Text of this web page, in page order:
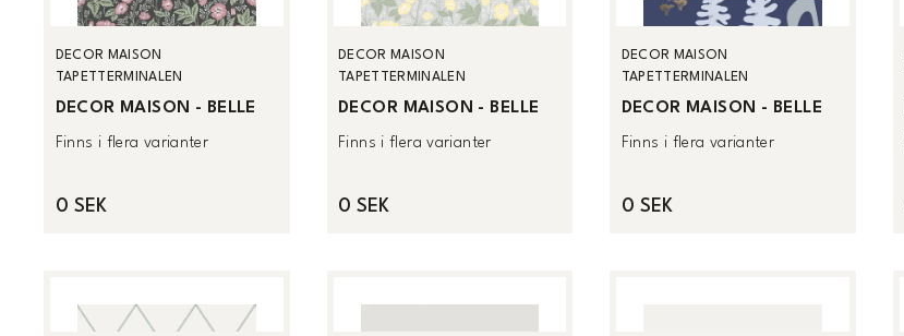
DECOR MAISON
TAPETTERMINALEN
DECOR MAISON - BELLE
Finns i flera varianter
0 SEK
DECOR MAISON
TAPETTERMINALEN
DECOR MAISON - BELLE
Finns i flera varianter
0 SEK
DECOR MAISON
TAPETTERMINALEN
DECOR MAISON - BELLE
Finns i flera varianter
0 SEK